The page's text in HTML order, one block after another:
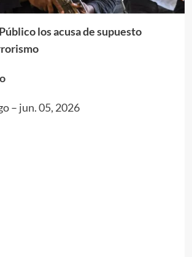
los acusa de supuesto
– jun. 05, 2026